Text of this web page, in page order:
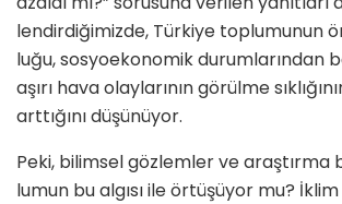
lendirdiğimizde, Türkiye toplumunun
luğu, sosyoekonomik durumlarından
aşırı hava olaylarının görülme
arttığını düşünüyor.
Peki, bilimsel gözlemler ve araştırma
lumun bu algısı ile örtüşüyor mu?